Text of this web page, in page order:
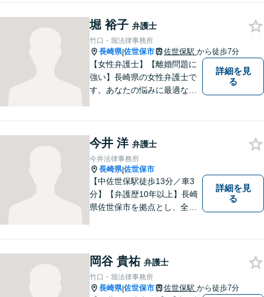
題・企業法務等、お困りごと
はなんでもご相談ください。
【他士業連携】
堀 裕子 弁護士
竹口・堀法律事務所
長崎県|佐世保市 佐世保駅 から徒歩7分
【女性弁護士】【離婚問題に
強い】長崎県の女性弁護士で
す。あなたの悩みに最適なリ
詳細を見
る
今井 洋 弁護士
今井法律事務所
長崎県|佐世保市
【中佐世保駅徒歩13分／車3
分】【弁護歴10年以上】長崎
県佐世保市を拠点とし、全国
の解決へと導きます。時間外
のご相談にも対応可能ですの
で、お気軽にご連絡くださ
詳細を見
る
岡谷 貴祐 弁護士
竹口・堀法律事務所
長崎県|佐世保市 佐世保駅 から徒歩7分